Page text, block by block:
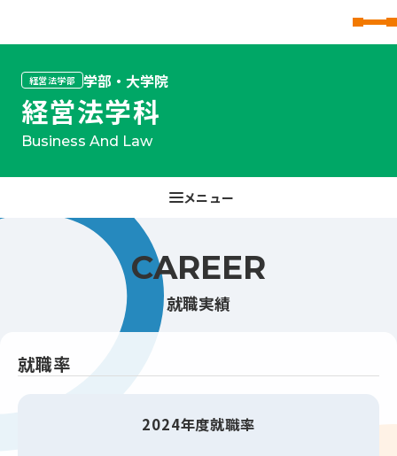
経営法学部 学部・大学院
経営法学科
Business And Law
就職実績
CAREER
就職率
2024年度就職率